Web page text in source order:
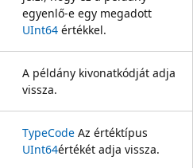
egyenlő-e egy megadott
UInt64 értékkel.
A példány kivonatkódját adja
vissza.
TypeCode Az értéktípus
UInt64értékét adja vissza.